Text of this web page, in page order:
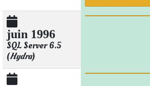
juin 1996
SQL Server 6.5
(Hydra)